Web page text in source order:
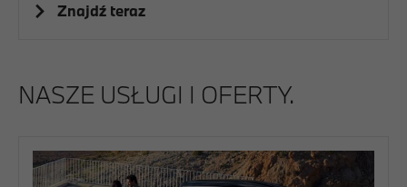
Znajdź teraz
NASZE USŁUGI I OFERTY.